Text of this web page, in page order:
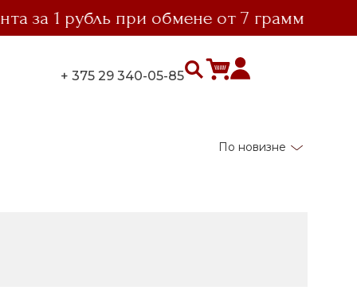
1 рубль при обмене от 7 грамм
+ 375 29 340-05-85
По новизне